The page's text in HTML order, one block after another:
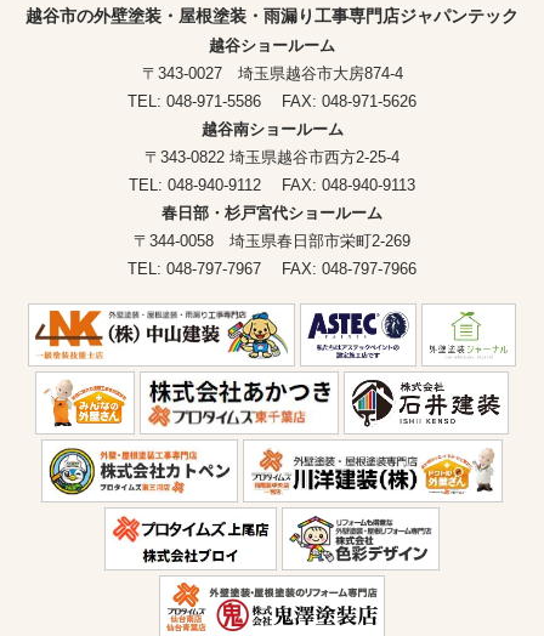
越谷市の外壁塗装・屋根塗装・雨漏り工事専門店ジャパンテック
越谷ショールーム
〒343-0027 埼玉県越谷市大房874-4
TEL: 048-971-5586 FAX: 048-971-5626
越谷南ショールーム
〒343-0822 埼玉県越谷市西方2-25-4
TEL: 048-940-9112 FAX: 048-940-9113
春日部・杉戸宮代ショールーム
〒344-0058 埼玉県春日部市栄町2-269
TEL: 048-797-7967 FAX: 048-797-7966